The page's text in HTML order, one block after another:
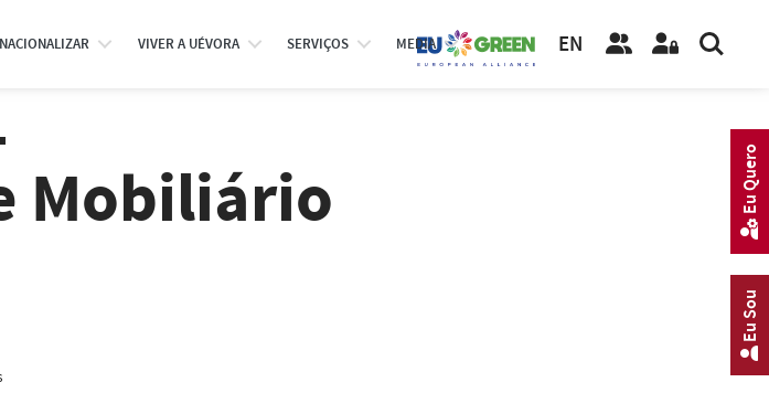
VIVER A UÉVORA SERVIÇOS MEDIA EN
Mobiliário
Eu Sou
Eu Quero